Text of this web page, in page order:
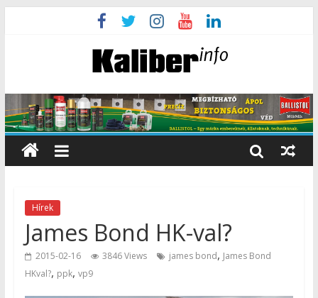
Hírek
James Bond HK-val?
2015-02-16 3846 Views james bond, James Bond
HKval?, ppk, vp9